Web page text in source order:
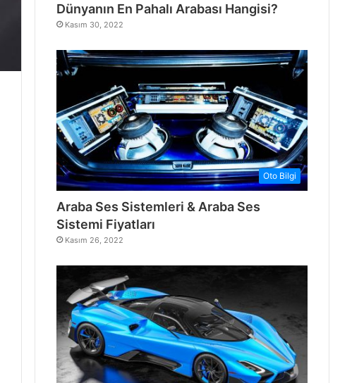
Dünyanın En Pahalı Arabası Hangisi?
Kasım 30, 2022
Oto Bilgi
Araba Ses Sistemleri & Araba Ses
Sistemi Fiyatları
Kasım 26, 2022